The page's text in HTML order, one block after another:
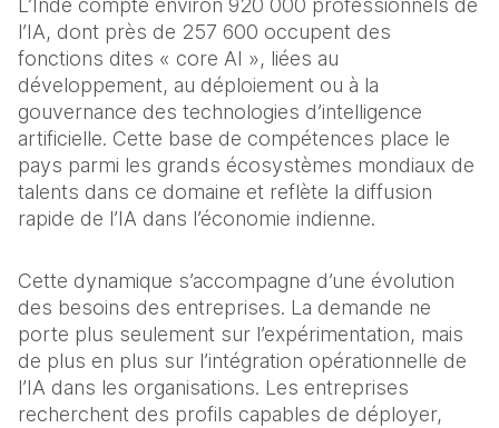
L’Inde compte environ 920 000 professionnels de
l’IA, dont près de 257 600 occupent des
fonctions dites « core AI », liées au
développement, au déploiement ou à la
gouvernance des technologies d’intelligence
artificielle. Cette base de compétences place le
pays parmi les grands écosystèmes mondiaux de
talents dans ce domaine et reflète la diffusion
rapide de l’IA dans l’économie indienne.
Cette dynamique s’accompagne d’une évolution
des besoins des entreprises. La demande ne
porte plus seulement sur l’expérimentation, mais
de plus en plus sur l’intégration opérationnelle de
l’IA dans les organisations. Les entreprises
recherchent des profils capables de déployer,